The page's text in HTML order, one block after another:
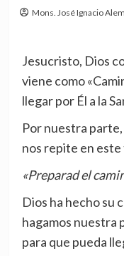
Mons. José Ignacio
Jesucristo, Dios
viene como
llegar por Él a la
Por nuestra
nos repite en
«Preparad el
Dios ha hecho su
hagamos nuestra
para que pueda